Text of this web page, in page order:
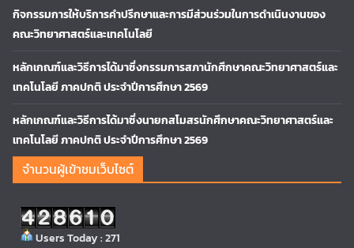
กิจกรรมการให้บริการคำปรึกษาและการมีส่วนร่วมในการดำเนินงานของ
คณะวิทยาศาสตร์และเทคโนโลยี
หลักเกณฑ์และวิธีการได้มาซึ่งกรรมการสภานักศึกษาคณะวิทยาศาสตร์และ
เทคโนโลยี ภาคปกติ ประจำปีการศึกษา 2569
หลักเกณฑ์และวิธีการได้มาซึ่งนายกสโมสรนักศึกษาคณะวิทยาศาสตร์และ
เทคโนโลยี ภาคปกติ ประจำปีการศึกษา 2569
จำนวนผู้เข้าชมเว็บไซต์
Users Today : 271